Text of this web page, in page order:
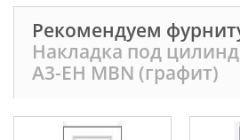
Рекомендуем
Накладка под
А3-EH MBN (графит)